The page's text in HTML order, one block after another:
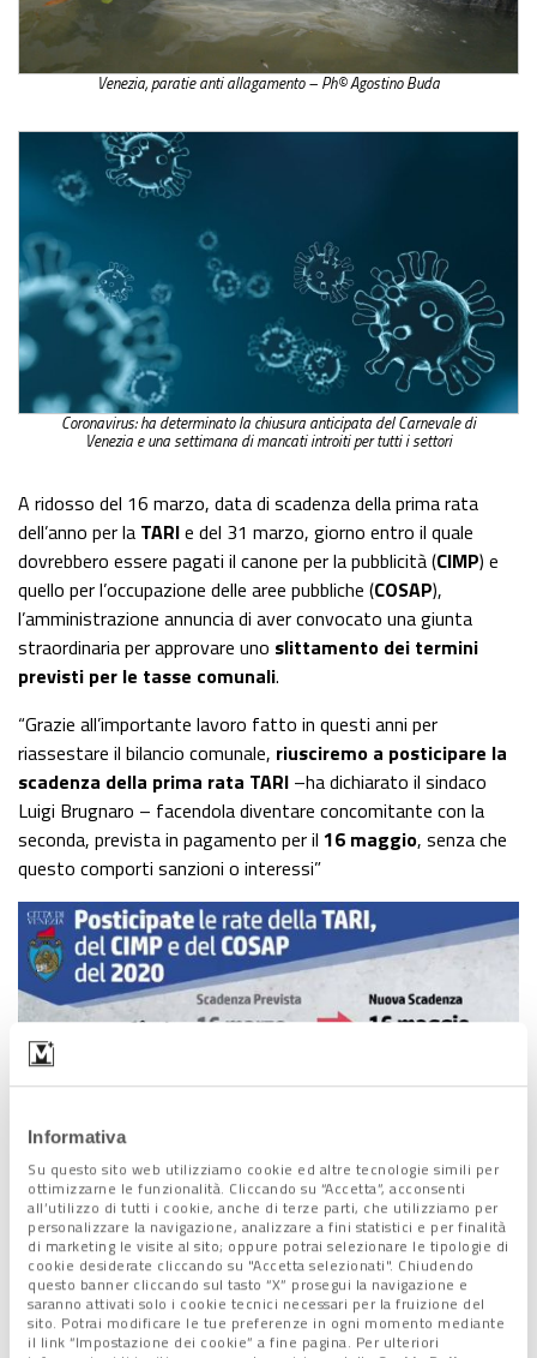
Informativa
Su questo sito web utilizziamo cookie ed altre tecnologie simili per
ottimizzarne le funzionalità. Cliccando su “Accetta”, acconsenti
all’utilizzo di tutti i cookie, anche di terze parti, che utilizziamo per
personalizzare la navigazione, analizzare a fini statistici e per finalità
di marketing le visite al sito; oppure potrai selezionare le tipologie di
cookie desiderate cliccando su "Accetta selezionati". Chiudendo
questo banner cliccando sul tasto “X” prosegui la navigazione e
saranno attivati solo i cookie tecnici necessari per la fruizione del
sito. Potrai modificare le tue preferenze in ogni momento mediante
il link “Impostazione dei cookie” a fine pagina. Per ulteriori
Venezia, paratie anti allagamento – Ph© Agostino Buda
Coronavirus: ha determinato la chiusura anticipata del Carnevale di
Venezia e una settimana di mancati introiti per tutti i settori
A ridosso del 16 marzo, data di scadenza della prima rata
dell’anno per la TARIe del 31 marzo, giorno entro il quale
dovrebbero essere pagati il canone per la pubblicità (CIMP) e
quello per l’occupazione delle aree pubbliche (COSAP),
l’amministrazione annuncia di aver convocato una giunta
straordinaria per approvare uno slittamento dei termini
previsti per le tasse comunali.
“Grazie all’importante lavoro fatto in questi anni per
riassestare il bilancio comunale, riusciremo a posticipare la
scadenza della prima rata TARI –ha dichiarato il sindaco
Luigi Brugnaro – facendola diventare concomitante con la
seconda, prevista in pagamento per il 16 maggio, senza che
questo comporti sanzioni o interessi”
Lo stesso vale anche per le altre due imposteCIMP(canone
pubblicità) eCOSAP (canone occupazione spazi e aree
pubbliche) previste in scadenza al 31 marzo, 31 maggio, 31
luglio e 31 ottobre. Queste saranno infatti fatte slittare
sommando le prime due rate da mettere in scadenza